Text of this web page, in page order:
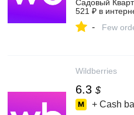
Садовый
521 ₽ в
- Few
Wildberries
6.3 $
+ Cash